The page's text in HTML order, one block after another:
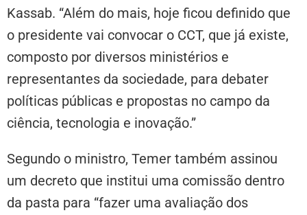
Kassab. “Além do mais, hoje ficou definido que
o presidente vai convocar o CCT, que já existe,
composto por diversos ministérios e
representantes da sociedade, para debater
políticas públicas e propostas no campo da
ciência, tecnologia e inovação.”
Segundo o ministro, Temer também assinou
um decreto que institui uma comissão dentro
da pasta para “fazer uma avaliação dos